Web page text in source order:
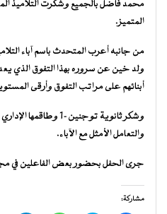
محمد فاضل بالجميع وشكرت التلاميذ
المتميز.
من جانبه أعرب المتحدث باسم آباء
ولد خين عن سروره بهذا التفوق الذي
أبنائهم على مراتب التفوق وأرقى
وشكر ثانوية توجنين-1
والتعامل الأمثل مع الآباء.
جرى الحفل بحضور بعض الفاعلين في
مشاركة: